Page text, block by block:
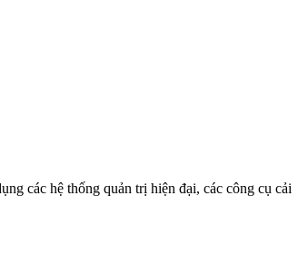
các hệ thống quản trị hiện đại, các công cụ cải